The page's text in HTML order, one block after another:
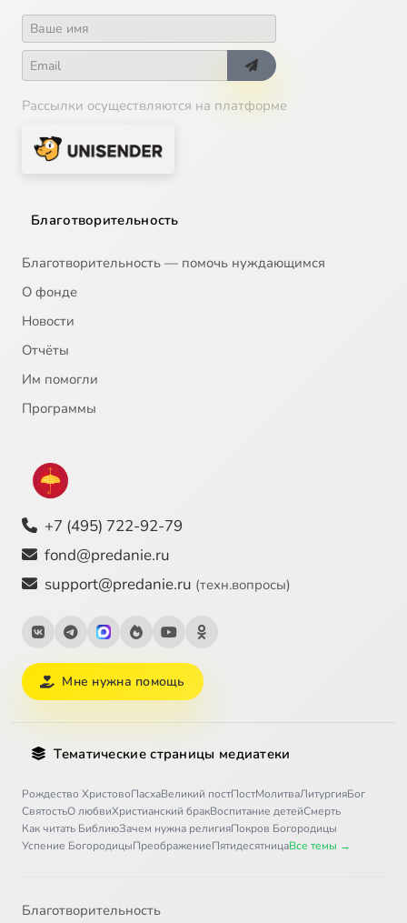
Рассылки осуществляются на платформе
Благотворительность
Благотворительность — помочь нуждающимся
О фонде
Новости
Отчёты
Им помогли
Программы
+7 (495) 722-92-79
fond@predanie.ru
support@predanie.ru (техн.вопросы)
Мне нужна помощь
Тематические страницы медиатеки
Рождество ХристовоПасхаВеликий постПостМолитваЛитургияБог
СвятостьО любвиХристианский бракВоспитание детейСмерть
Как читать БиблиюЗачем нужна религияПокров Богородицы
Успение БогородицыПреображениеПятидесятницаВсе темы →
Благотворительность